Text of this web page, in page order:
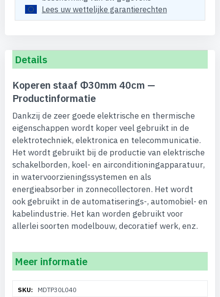
Lees uw wettelijke garantierechten
Details
Koperen staaf Φ30mm 40cm —
Productinformatie
Dankzij de zeer goede elektrische en thermische
eigenschappen wordt koper veel gebruikt in de
elektrotechniek, elektronica en telecommunicatie.
Het wordt gebruikt bij de productie van elektrische
schakelborden, koel- en airconditioningapparatuur,
in watervoorzieningssystemen en als
energieabsorber in zonnecollectoren. Het wordt
ook gebruikt in de automatiserings-, automobiel- en
kabelindustrie. Het kan worden gebruikt voor
allerlei soorten modelbouw, decoratief werk, enz.
Meer informatie
informatieMDTP30L040